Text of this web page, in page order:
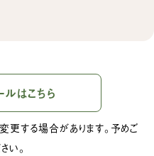
はこちら
する場合があります。予めご
い。